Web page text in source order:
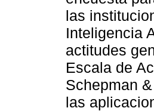
las
Inteligencia
actitudes
Escala de
Schepman
las